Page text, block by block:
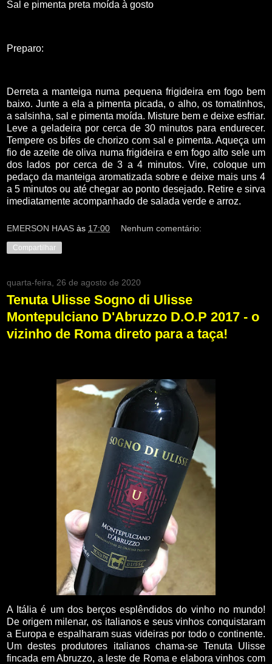
Sal e pimenta preta moída à gosto
Preparo:
Derreta a manteiga numa pequena frigideira em fogo bem
baixo. Junte a ela a pimenta picada, o alho, os tomatinhos,
a salsinha, sal e pimenta moída. Misture bem e deixe esfriar.
Leve a geladeira por cerca de 30 minutos para endurecer.
Tempere os bifes de chorizo com sal e pimenta. Aqueça um
fio de azeite de oliva numa frigideira e em fogo alto sele um
dos lados por cerca de 3 a 4 minutos. Vire, coloque um
pedaço da manteiga aromatizada sobre e deixe mais uns 4
a 5 minutos ou até chegar ao ponto desejado. Retire e sirva
imediatamente acompanhado de salada verde e arroz.
EMERSON HAAS às 17:00 Nenhum comentário:
Compartilhar
quarta-feira, 26 de agosto de 2020
Tenuta Ulisse Sogno di Ulisse
Montepulciano D'Abruzzo D.O.P 2017 - o
vizinho de Roma direto para a taça!
A Itália é um dos berços esplêndidos do vinho no mundo!
De origem milenar, os italianos e seus vinhos conquistaram
a Europa e espalharam suas videiras por todo o continente.
Um destes produtores italianos chama-se Tenuta Ulisse
fincada em Abruzzo, a leste de Roma e elabora vinhos com